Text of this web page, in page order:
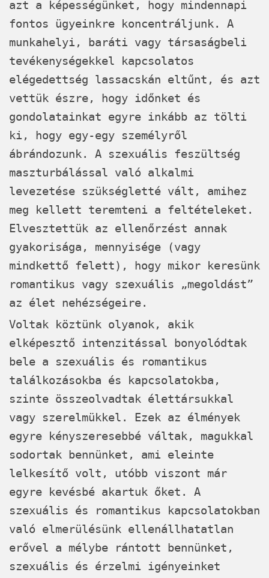
azt a képességünket, hogy mindennapi
fontos ügyeinkre koncentráljunk. A
munkahelyi, baráti vagy társaságbeli
tevékenységekkel kapcsolatos
elégedettség lassacskán eltűnt, és azt
vettük észre, hogy időnket és
gondolatainkat egyre inkább az tölti
ki, hogy egy-egy személyről
ábrándozunk. A szexuális feszültség
maszturbálással való alkalmi
levezetése szükségletté vált, amihez
meg kellett teremteni a feltételeket.
Elvesztettük az ellenőrzést annak
gyakorisága, mennyisége (vagy
mindkettő felett), hogy mikor keresünk
romantikus vagy szexuális „megoldást”
az élet nehézségeire.
Voltak köztünk olyanok, akik
elképesztő intenzitással bonyolódtak
bele a szexuális és romantikus
találkozásokba és kapcsolatokba,
szinte összeolvadtak élettársukkal
vagy szerelmükkel. Ezek az élmények
egyre kényszeresebbé váltak, magukkal
sodortak bennünket, ami eleinte
lelkesítő volt, utóbb viszont már
egyre kevésbé akartuk őket. A
szexuális és romantikus kapcsolatokban
való elmerülésünk ellenállhatatlan
erővel a mélybe rántott bennünket,
szexuális és érzelmi igényeinket